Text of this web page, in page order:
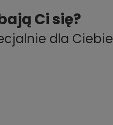
Ci się?
dla Ciebie